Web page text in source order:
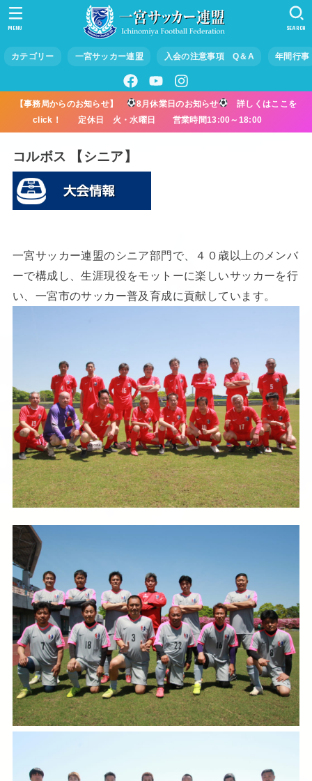
カテゴリー 一宮サッカー連盟 入会の注意事項 Q＆A 年間行事
SEARCH
MENU
【事務局からのお知らせ】 8月休業日のお知らせ
詳しくはここを
click！ 定休日 火・水曜日 営業時間13:00～18:00
コルボス 【シニア】
一宮サッカー連盟のシニア部門で、４０歳以上のメンバ
ーで構成し、生涯現役をモットーに楽しいサッカーを行
い、一宮市のサッカー普及育成に貢献しています。